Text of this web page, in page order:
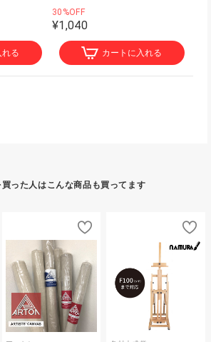
れる
30%OFF
¥1,040
カートに入れる
買った人はこんな商品も買ってます